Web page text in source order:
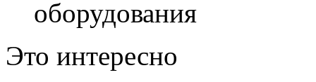
оборудования
Это интересно